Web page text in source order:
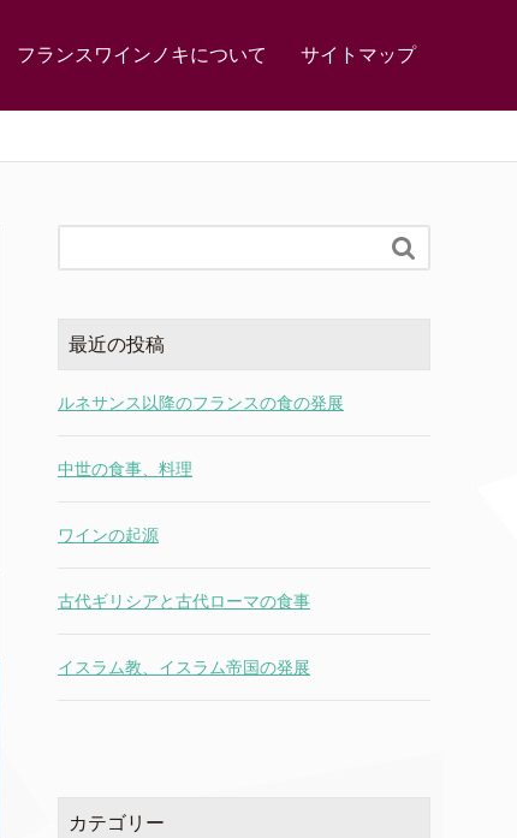
フランスワインノキについて サイトマップ

最近の投稿
ルネサンス以降のフランスの食の発展
中世の食事、料理
ワインの起源
古代ギリシアと古代ローマの食事
イスラム教、イスラム帝国の発展
カテゴリー